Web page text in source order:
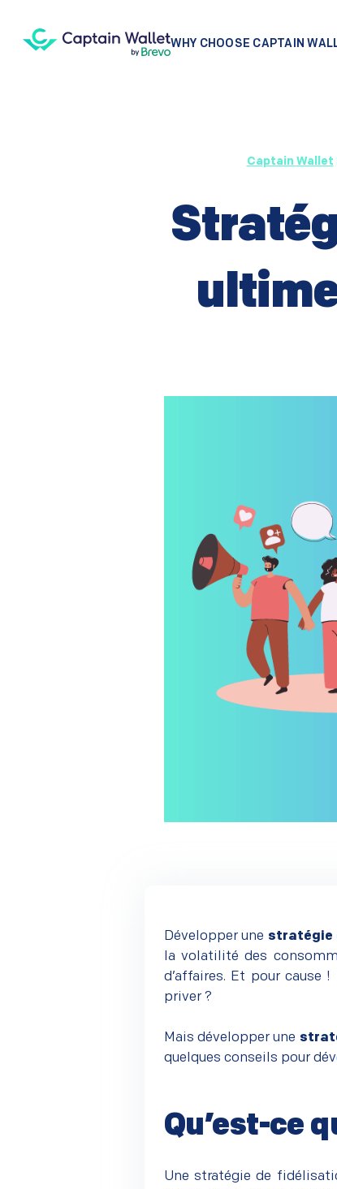
WHY CHOOSE CAPTAIN
Captain Wallet
Développer une stratégie
la volatilité des
d’affaires. Et pour cause
priver ?
Mais développer une
quelques conseils pour
Qu’est-ce
Une stratégie de